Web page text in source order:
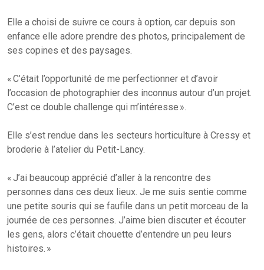
Elle a choisi de suivre ce cours à option, car depuis son
enfance elle adore prendre des photos, principalement de
ses copines et des paysages.
« C’était l’opportunité de me perfectionner et d’avoir
l’occasion de photographier des inconnus autour d’un projet.
C’est ce double challenge qui m’intéresse ».
Elle s’est rendue dans les secteurs horticulture à Cressy et
broderie à l’atelier du Petit-Lancy.
« J’ai beaucoup apprécié d’aller à la rencontre des
personnes dans ces deux lieux. Je me suis sentie comme
une petite souris qui se faufile dans un petit morceau de la
journée de ces personnes. J’aime bien discuter et écouter
les gens, alors c’était chouette d’entendre un peu leurs
histoires. »